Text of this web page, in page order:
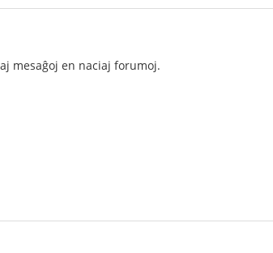
mesaĝoj en naciaj forumoj.